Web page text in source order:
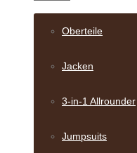
Oberteile
Jacken
3-in-1 Allrounder
Jumpsuits